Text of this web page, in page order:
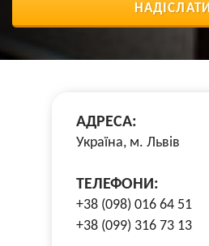
НАДІСЛАТИ
АДРЕСА:
Україна, м. Львів
ТЕЛЕФОНИ:
+38 (098) 016 64 51
+38 (099) 316 73 13